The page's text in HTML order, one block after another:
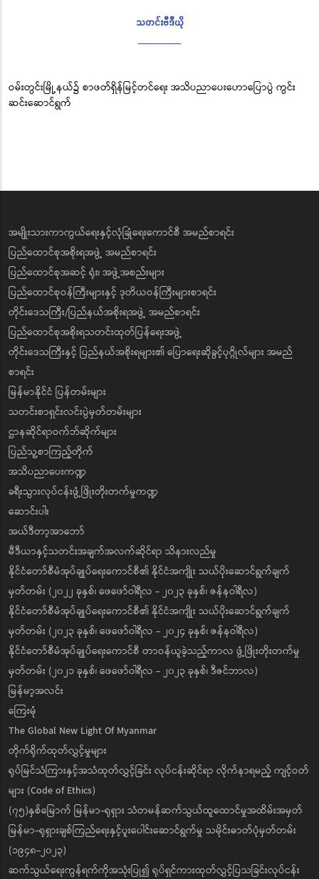
သတင်းဗီဒီယို
ဝမ်းတွင်းမြို့နယ်၌ စာဖတ်ရှိန်မြင့်တင်ရေး အသိပညာပေးဟောပြောပွဲ ကွင်း
ဆင်းဆောင်ရွက်
အမျိုးသားကာကွယ်ရေးနှင့်လုံခြုံရေးကောင်စီ အမည်စာရင်း
ပြည်ထောင်စုအစိုးရအဖွဲ့ အမည်စာရင်း
ပြည်ထောင်စုအဆင့် ရုံး၊ အဖွဲ့အစည်းများ
ပြည်ထောင်စုဝန်ကြီးများနှင့် ဒုတိယဝန်ကြီးများစာရင်း
တိုင်းဒေသကြီး/ပြည်နယ်အစိုးရအဖွဲ့ အမည်စာရင်း
ပြည်ထောင်စုအစိုးရသတင်းထုတ်ပြန်ရေးအဖွဲ့
တိုင်းဒေသကြီးနှင့် ပြည်နယ်အစိုးရများ၏ ပြောရေးဆိုခွင့်ပုဂ္ဂိုလ်များ အမည်
စာရင်း
မြန်မာနိုင်ငံ ပြန်တမ်းများ
သတင်းစာရှင်းလင်းပွဲမှတ်တမ်းများ
ဌာနဆိုင်ရာဝက်ဘ်ဆိုက်များ
ပြည်သူ့စာကြည့်တိုက်
အသိပညာပေးကဏ္ဍ
ခရီးသွားလုပ်ငန်းဖွံ့ဖြိုးတိုးတက်မှုကဏ္ဍ
ဆောင်းပါး
အယ်ဒီတာ့အာဘော်
မီဒီယာနှင့်သတင်းအချက်အလက်ဆိုင်ရာ သိနားလည်မှု
နိုင်ငံတော်စီမံအုပ်ချုပ်ရေးကောင်စီ၏ နိုင်ငံအကျိုး သယ်ပိုးဆောင်ရွက်ချက်
မှတ်တမ်း (၂၀၂၂ ခုနှစ်၊ ဖေဖော်ဝါရီလ - ၂၀၂၃ ခုနှစ်၊ ဇန်နဝါရီလ)
နိုင်ငံတော်စီမံအုပ်ချုပ်ရေးကောင်စီ၏ နိုင်ငံအကျိုး သယ်ပိုးဆောင်ရွက်ချက်
မှတ်တမ်း (၂၀၂၃ ခုနှစ်၊ ဖေဖော်ဝါရီလ - ၂၀၂၄ ခုနှစ်၊ ဇန်နဝါရီလ)
နိုင်ငံတော်စီမံအုပ်ချုပ်ရေးကောင်စီ တာဝန်ယူခဲ့သည့်ကာလ ဖွံ့ဖြိုးတိုးတက်မှု
မှတ်တမ်း (၂၀၂၁ ခုနှစ်၊ ဖေဖော်ဝါရီလ - ၂၀၂၃ ခုနှစ်၊ ဒီဇင်ဘာလ)
မြန်မာ့အလင်း
ကြေးမုံ
The Global New Light Of Myanmar
တိုက်ရိုက်ထုတ်လွှင့်မှုများ
ရုပ်မြင်သံကြားနှင့်အသံထုတ်လွှင့်ခြင်း လုပ်ငန်းဆိုင်ရာ လိုက်နာရမည့် ကျင့်ဝတ်
များ (Code of Ethics)
(၇၅)နှစ်မြောက် မြန်မာ-ရုရှား သံတမန်ဆက်သွယ်ထူထောင်မှုအထိမ်းအမှတ်
မြန်မာ-ရုရှားချစ်ကြည်ရေးနှင့်ပူးပေါင်းဆောင်ရွက်မှု သမိုင်းဓာတ်ပုံမှတ်တမ်း
(၁၉၄၈-၂၀၂၃)
ဆက်သွယ်ရေးကွန်ရက်ကိုအသုံးပြု၍ ရုပ်ရှင်ကားထုတ်လွှင့်ပြသခြင်းလုပ်ငန်း